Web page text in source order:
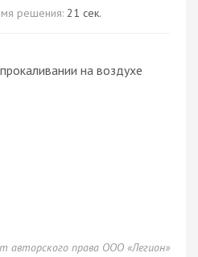
решения: 21 сек.
на воздухе
авторского права ООО «Легион»